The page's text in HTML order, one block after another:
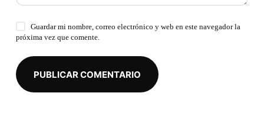
Guardar mi nombre, correo electrónico y web en este navegador la
próxima vez que comente.
PUBLICAR COMENTARIO